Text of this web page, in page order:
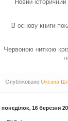
Новий
В основу книги
Червоною ниткою
Опубліковано Оксана
понеділок, 16 березня